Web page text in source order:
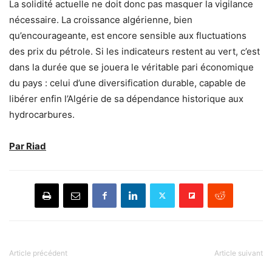
La solidité actuelle ne doit donc pas masquer la vigilance
nécessaire. La croissance algérienne, bien
qu’encourageante, est encore sensible aux fluctuations
des prix du pétrole. Si les indicateurs restent au vert, c’est
dans la durée que se jouera le véritable pari économique
du pays : celui d’une diversification durable, capable de
libérer enfin l’Algérie de sa dépendance historique aux
hydrocarbures.
Par Riad
Article précédent Article suivant